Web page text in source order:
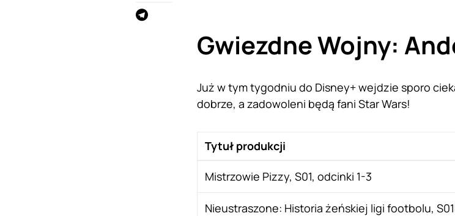
Gwiezdne Wojny:
Już w tym tygodniu do Disney+ wejdzie sporo
dobrze, a zadowoleni będą fani Star Wars!
Tytuł produkcji
Mistrzowie Pizzy, S01, odcinki 1-3
Nieustraszone: Historia żeńskiej ligi footbolu,